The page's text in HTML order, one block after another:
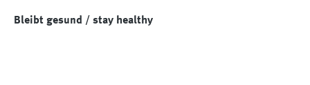
Bleibt gesund / stay healthy